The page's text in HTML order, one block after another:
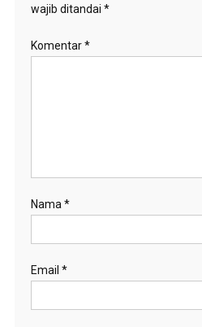
wajib ditandai *
Komentar*
Nama *
Email *